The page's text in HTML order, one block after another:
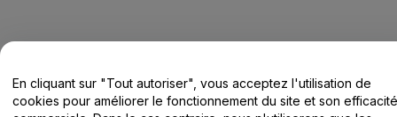
Centre d'assistance / Nous contacter
En cliquant sur "Tout autoriser", vous acceptez l'utilisation de
cookies pour améliorer le fonctionnement du site et son efficacité